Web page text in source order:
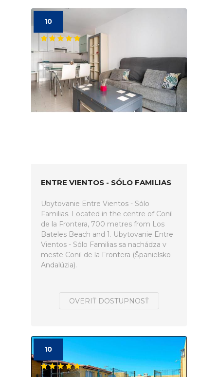
10
ENTRE VIENTOS - SÓLO FAMILIAS
Ubytovanie Entre Vientos - Sólo
Familias. Located in the centre of Conil
de la Frontera, 700 metres from Los
Bateles Beach and 1. Ubytovanie Entre
Vientos - Sólo Familias sa nachádza v
meste Conil de la Frontera (Španielsko -
Andalúzia).
OVERIŤ DOSTUPNOSŤ
10